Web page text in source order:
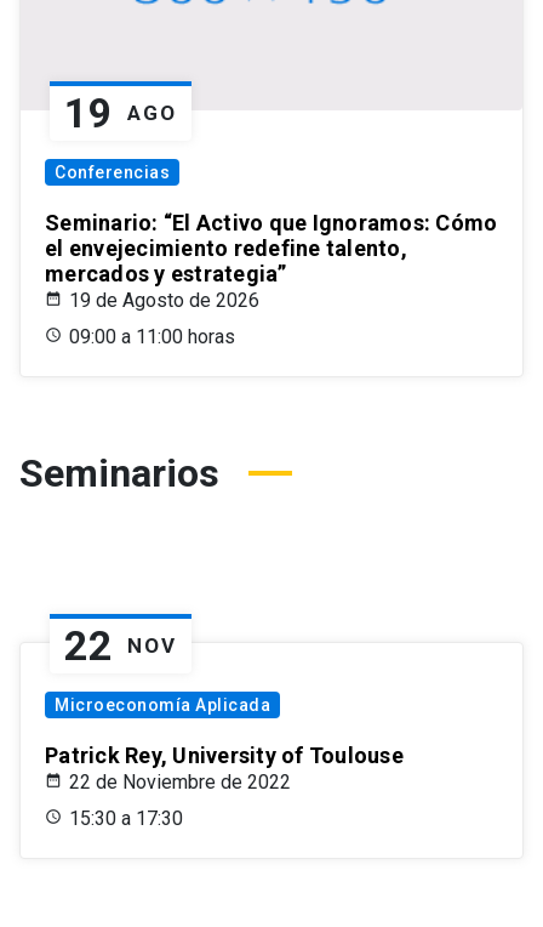
19 AGO
Conferencias
Seminario: “El Activo que Ignoramos: Cómo
el envejecimiento redefine talento,
mercados y estrategia”
19 de Agosto de 2026
09:00 a 11:00 horas
Seminarios
22 NOV
Microeconomía Aplicada
Patrick Rey, University of Toulouse
22 de Noviembre de 2022
15:30 a 17:30